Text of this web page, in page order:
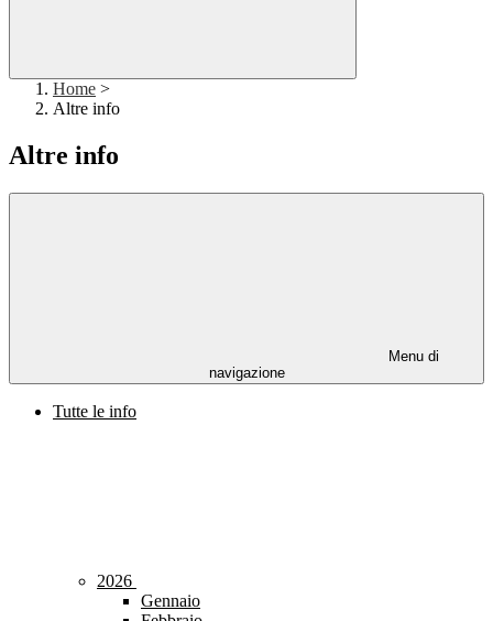
Home >
Altre info
Altre info
Menu di
navigazione
Tutte le info
2026
Gennaio